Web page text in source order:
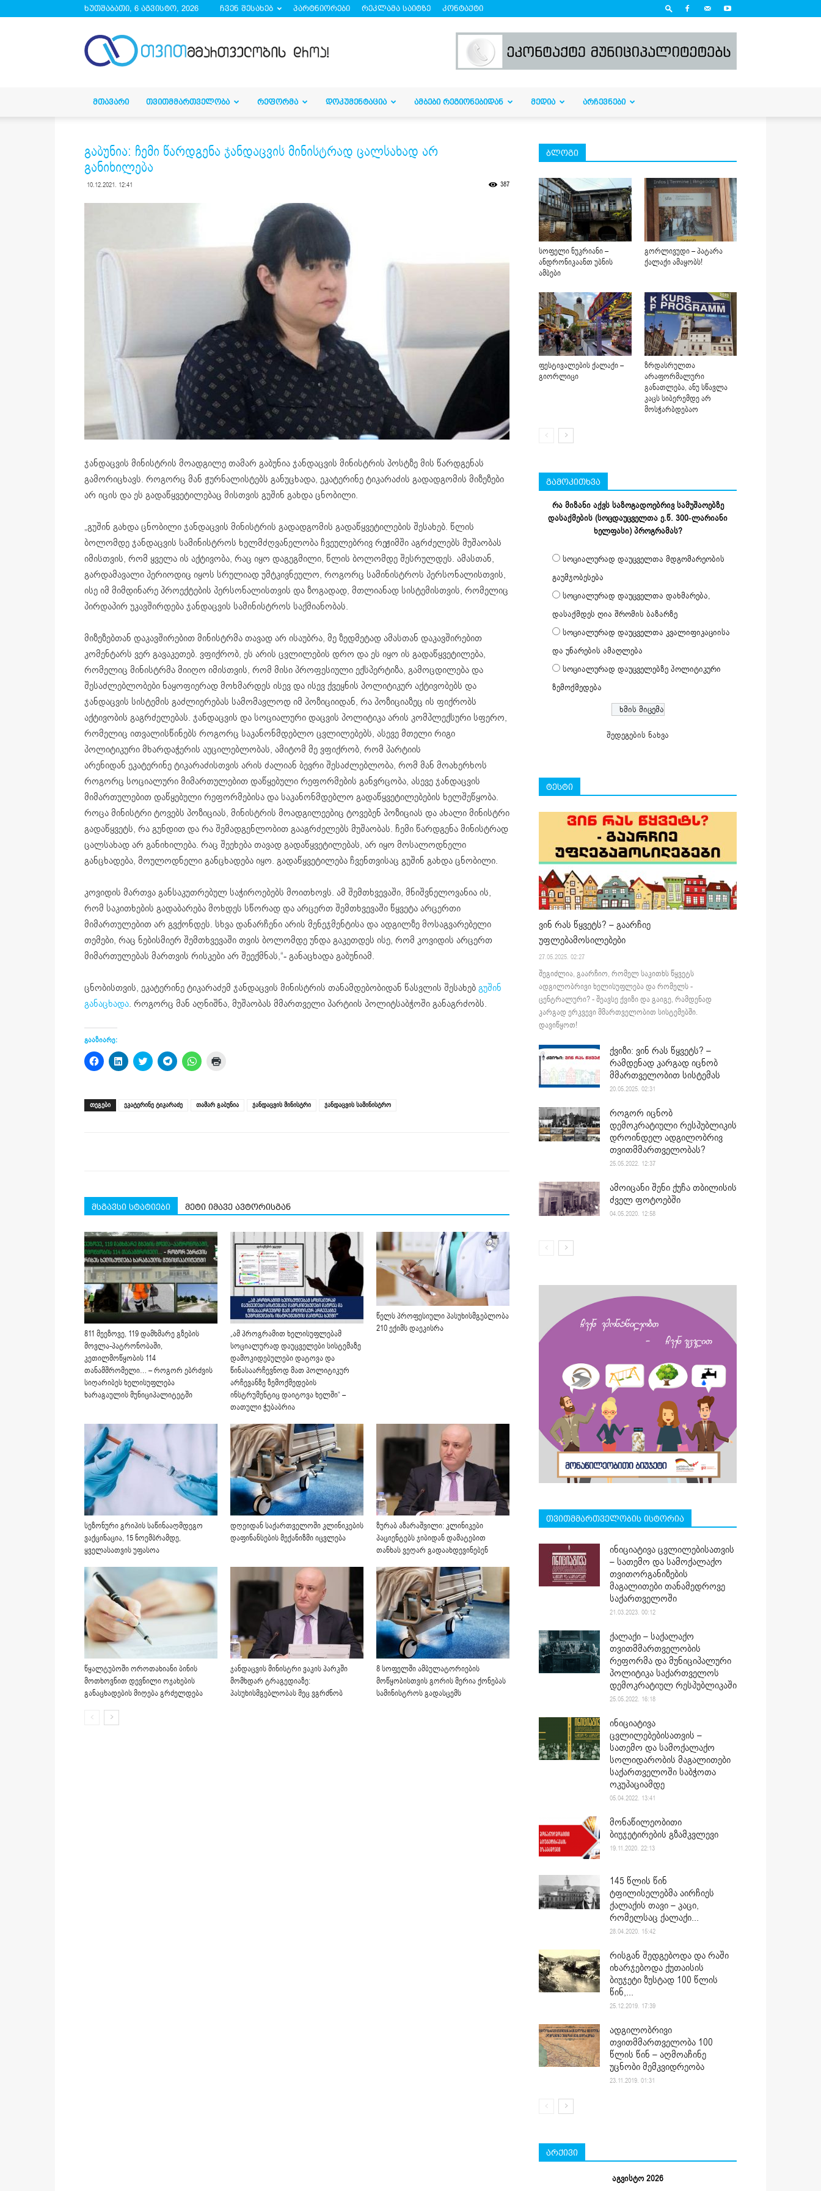
ხუთშაბათი, 6 აგვისტო, 2026 ჩვენ შესახებ პარტნიორები რეკლამა საიტზე კონტაქტი
ᲛᲗᲐᲕᲐᲠᲘ ᲗᲕᲘᲗᲛᲛᲐᲠᲗᲕᲔᲚᲝᲑᲐ ᲠᲔᲤᲝᲠᲛᲐ ᲓᲝᲙᲣᲛᲔᲜᲢᲐᲪᲘᲐ ᲐᲛᲑᲔᲑᲘ ᲠᲔᲒᲘᲝᲜᲔᲑᲘᲓᲐᲜ ᲛᲔᲓᲘᲐ ᲐᲠᲩᲔᲕᲜᲔᲑᲘ
გაბუნია: ჩემი წარდგენა ჯანდაცვის მინისტრად ცალსახად არ
განიხილება
10.12.2021. 12:41 387
ჯანდაცვის მინისტრის მოადგილე თამარ გაბუნია ჯანდაცვის მინისტრის პოსტზე მის წარდგენას
გამორიცხავს. როგორც მან ჟურნალისტებს განუცხადა, ეკატერინე ტიკარაძის გადადგომის მიზეზები
არ იცის და ეს გადაწყვეტილებაც მისთვის გუშინ გახდა ცნობილი.
„გუშინ გახდა ცნობილი ჯანდაცვის მინისტრის გადადგომის გადაწყვეტილების შესახებ. წლის
ბოლომდე ჯანდაცვის სამინისტროს ხელმძღვანელობა ჩვეულებრივ რეჟიმში აგრძელებს მუშაობას
იმისთვის, რომ ყველა ის აქტივობა, რაც იყო დაგეგმილი, წლის ბოლომდე შესრულდეს. ამასთან,
გარდამავალი პერიოდიც იყოს სრულიად უმტკივნეულო, როგორც სამინისტროს პერსონალისთვის,
ისე იმ მიმდინარე პროექტების პერსონალისთვის და ზოგადად, მთლიანად სისტემისთვის, რომელიც
პირდაპირ უკავშირდება ჯანდაცვის სამინისტროს საქმიანობას.
მიზეზებთან დაკავშირებით მინისტრმა თავად არ ისაუბრა, მე ზედმეტად ამასთან დაკავშირებით
კომენტარს ვერ გავაკეთებ. ვფიქრობ, ეს არის ცვლილების დრო და ეს იყო ის გადაწყვეტილება,
რომელიც მინისტრმა მიიღო იმისთვის, რომ მისი პროფესიული ექსპერტიზა, გამოცდილება და
შესაძლებლობები ნაყოფიერად მოხმარდეს ისევ და ისევ ქვეყნის პოლიტიკურ აქტივობებს და
ჯანდაცვის სისტემის გაძლიერებას სამომავლოდ იმ პოზიციიდან, რა პოზიციაზეც ის ფიქრობს
აქტივობის გაგრძელებას. ჯანდაცვის და სოციალური დაცვის პოლიტიკა არის კომპლექსური სფერო,
რომელიც ითვალისწინებს როგორც საკანონმდებლო ცვლილებებს, ასევე მთელი რიგი
პოლიტიკური მხარდაჭერის აუცილებლობას, ამიტომ მე ვფიქრობ, რომ პარტიის
არენიდან ეკატერინე ტიკარაძისთვის არის ძალიან ბევრი შესაძლებლობა, რომ მან მოახერხოს
როგორც სოციალური მიმართულებით დაწყებული რეფორმების განვრცობა, ასევე ჯანდაცვის
მიმართულებით დაწყებული რეფორმებისა და საკანონმდებლო გადაწყვეტილებების ხელშეწყობა.
როცა მინისტრი ტოვებს პოზიციას, მინისტრის მოადგილეებიც ტოვებენ პოზიციას და ახალი მინისტრი
გადაწყვეტს, რა გუნდით და რა შემადგენლობით გააგრძელებს მუშაობას. ჩემი წარდგენა მინისტრად
ცალსახად არ განიხილება. რაც შეეხება თავად გადაწყვეტილებას, არ იყო მოსალოდნელი
განცხადება, მოულოდნელი განცხადება იყო. გადაწყვეტილება ჩვენთვისაც გუშინ გახდა ცნობილი.
კოვიდის მართვა განსაკუთრებულ საჭიროებებს მოითხოვს. ამ შემთხვევაში, მნიშვნელოვანია ის,
რომ საკითხების გადაბარება მოხდეს სწორად და არცერთ შემთხვევაში წყვეტა არცერთი
მიმართულებით არ გვქონდეს. სხვა დანარჩენი არის მენეჯმენტისა და ადგილზე მოსაგვარებელი
თემები, რაც ნებისმიერ შემთხვევაში თვის ბოლომდე უნდა გაკეთდეს ისე, რომ კოვიდის არცერთ
მიმართულებას მართვის რისკები არ შეექმნას,“- განაცხადა გაბუნიამ.
ცნობისთვის, ეკატერინე ტიკარაძემ ჯანდაცვის მინისტრის თანამდებობიდან წასვლის შესახებგუშინ
განაცხადა. როგორც მან აღნიშნა, მუშაობას მმართველი პარტიის პოლიტსაბჭოში განაგრძობს.
გააზიარე:
Click
to
(Opens
in
new
Click
to
(Opens
in
Click
to
(Opens
in
Click
to
(Opens
in
Click
to
(Opens
in
new
window)
ᲗᲔᲒᲔᲑᲘ ეკატერინე ტიკარაძე თამარ გაბუნია ჯანდაცვის მინისტრი ჯანდაცვის სამინისტრო
მსგავსი სტატიები მეტი იმავე ავტორისგან
811 მეეზოვე, 119 დამხმარე გზების
მოვლა-პატრონობაში,
კეთილმოწყობის 114
თანამშრომელი… – როგორ ებრძვის
სიღარიბეს ხელისუფლება
ხარაგაულის მუნიციპალიტეტში
„ამ პროგრამით ხელისუფლებამ
სოციალურად დაუცველები სისტემაზე
დამოკიდებულები დატოვა და
წინასაარჩევნოდ მათ პოლიტიკურ
არჩევანზე ზემოქმედების
ინსტრუმენტიც დაიტოვა ხელში“ –
თათული ჭუბაბრია
წელს პროფესიული პასუხისმგებლობა
210 ექიმს დაეკისრა
სეზონური გრიპის საწინააღმდეგო
ვაქცინაცია, 15 ნოემბრამდე,
ყველასათვის უფასოა
დღეიდან საქართველოში კლინიკების
დაფინანსების მექანიზმი იცვლება
ზურაბ აზარაშვილი: კლინიკები
პაციენტებს ჯიბიდან დამატებით
თანხას ვეღარ გადაახდევინებენ
წყალტუბოში ოროთახიანი ბინის
მოთხოვნით დევნილი ოჯახების
განაცხადების მიღება გრძელდება
ჯანდაცვის მინისტრი ვაკის პარკში
მომხდარ ტრაგედიაზე:
პასუხისმგებლობას მეც ვგრძნობ
8 სოფელში ამბულატორიების
მოწყობისთვის გორის მერია ქონებას
სამინისტროს გადასცემს
ბლოგი
სოფელი ნუკრიანი –
ანდრონიკაანთ უბნის
ამბები
გორლივუდი – პატარა
ქალაქი ამაყობს!
ფესტივალების ქალაქი –
გიორლიცი
ზრდასრულთა
არაფორმალური
განათლება, ანუ სწავლა
კაცს სიბერემდე არ
მოსჭარბდებაო
გამოკითხვა
რა მიზანი აქვს საზოგადოებრივ სამუშაოებზე
დასაქმების (სოცდაუცველთა ე.წ. 300-ლარიანი
ხელფასი) პროგრამას?
სოციალურად დაუცველთა მდგომარეობის
გაუმჯობესება
სოციალურად დაუცველთა დახმარება,
დასაქმდეს ღია შრომის ბაზარზე
სოციალურად დაუცველთა კვალიფიკაციისა
და უნარების ამაღლება
სოციალურად დაუცველებზე პოლიტიკური
ზემოქმედება
შედეგების ნახვა
ტესტი
ვინ რას წყვეტს? – გაარჩიე
უფლებამოსილებები
27.05.2025. 02:27
შეგიძლია, გაარჩიო, რომელ საკითხს წყვეტს
ადგილობრივი ხელისუფლება და რომელს -
ცენტრალური? - შეავსე ქვიზი და გაიგე, რამდენად
კარგად ერკვევი მმართველობით სისტემებში.
დავიწყოთ!
ქვიზი: ვინ რას წყვეტს? –
რამდენად კარგად იცნობ
მმართველობით სისტემას
20.05.2025. 02:31
როგორ იცნობ
დემოკრატიული რესპუბლიკის
დროინდელ ადგილობრივ
თვითმმართველობას?
25.05.2022. 12:37
ამოიცანი შენი ქუჩა თბილისის
ძველ ფოტოებში
04.05.2020. 12:58
თვითმმართველობის ისტორია
ინიციატივა ცვლილებისათვის
– სათემო და სამოქალაქო
თვითორგანიზების
მაგალითები თანამედროვე
საქართველოში
21.03.2023. 00:12
ქალაქი – საქალაქო
თვითმმართველობის
რეფორმა და მუნიციპალური
პოლიტიკა საქართველოს
დემოკრატიულ რესპუბლიკაში
25.05.2022. 16:18
ინიციატივა
ცვლილებებისათვის –
სათემო და სამოქალაქო
სოლიდარობის მაგალითები
საქართველოში საბჭოთა
ოკუპაციამდე
05.04.2022. 13:41
მონაწილეობითი
ბიუჯეტირების გზამკვლევი
19.11.2020. 22:13
145 წლის წინ
ტფილისელებმა აირჩიეს
ქალაქის თავი – კაცი,
რომელსაც ქალაქი...
28.04.2020. 15:42
რისგან შედგებოდა და რაში
იხარჯებოდა ქუთაისის
ბიუჯეტი ზუსტად 100 წლის
წინ,...
25.12.2019. 17:39
ადგილობრივი
თვითმმართველობა 100
წლის წინ – აღმოაჩინე
უცნობი მემკვიდრეობა
23.11.2019. 01:31
არქივი
აგვისტო 2026